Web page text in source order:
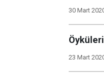
30 Mart
23 Mart